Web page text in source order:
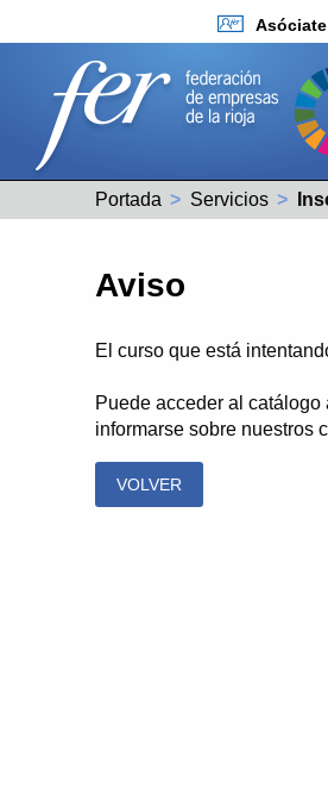
Asóciate
Portada Servicios
Aviso
El curso que está
Puede acceder al
informarse sobre nuestros
VOLVER